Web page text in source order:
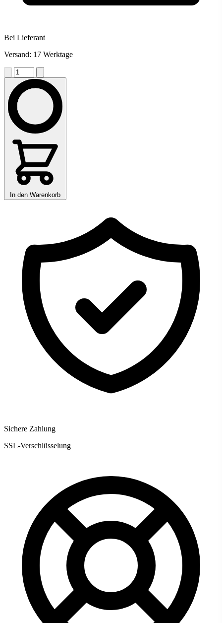
Bei Lieferant
Versand: 17 Werktage
In den Warenkorb
Sichere Zahlung
SSL-Verschlüsselung